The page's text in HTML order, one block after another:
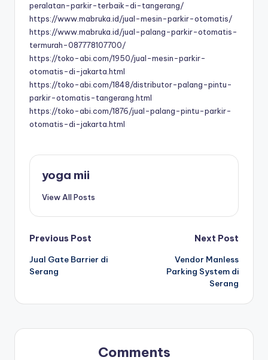
peralatan-parkir-terbaik-di-tangerang/
https://www.mabruka.id/jual-mesin-parkir-otomatis/
https://www.mabruka.id/jual-palang-parkir-otomatis-
termurah-087778107700/
https://toko-abi.com/1950/jual-mesin-parkir-
otomatis-di-jakarta.html
https://toko-abi.com/1848/distributor-palang-pintu-
parkir-otomatis-tangerang.html
https://toko-abi.com/1876/jual-palang-pintu-parkir-
otomatis-di-jakarta.html
yoga mii
View All Posts
Post
navigation
Previous Post
Jual Gate Barrier di
Serang
Next Post
Vendor Manless
Parking System di
Serang
Comments